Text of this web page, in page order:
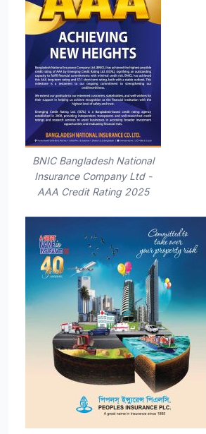
BNIC Bangladesh National
Insurance Company Ltd -
AAA Credit Rating 2025